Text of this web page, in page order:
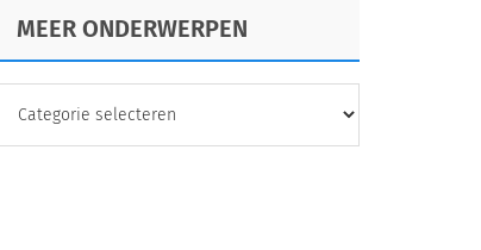
MEER ONDERWERPEN
ONDERWERPEN